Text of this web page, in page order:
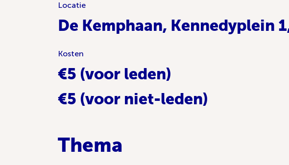
Locatie
De Kemphaan, Kennedyplein
Kosten
€5 (voor leden)
€5 (voor niet-leden)
Thema